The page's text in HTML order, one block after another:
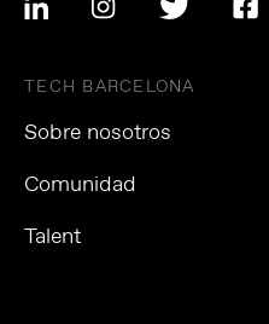
TECH BARCELONA
Sobre nosotros
Comunidad
Talent